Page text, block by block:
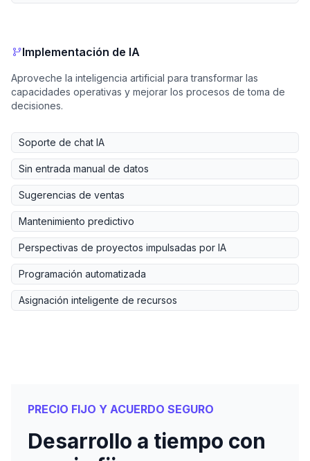
Implementación de IA
Aproveche la inteligencia artificial para transformar las
capacidades operativas y mejorar los procesos de toma de
decisiones.
Soporte de chat IA
Sin entrada manual de datos
Sugerencias de ventas
Mantenimiento predictivo
Perspectivas de proyectos impulsadas por IA
Programación automatizada
Asignación inteligente de recursos
PRECIO FIJO Y ACUERDO SEGURO
Desarrollo a tiempo con